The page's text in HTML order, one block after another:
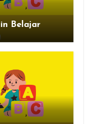
Belajar